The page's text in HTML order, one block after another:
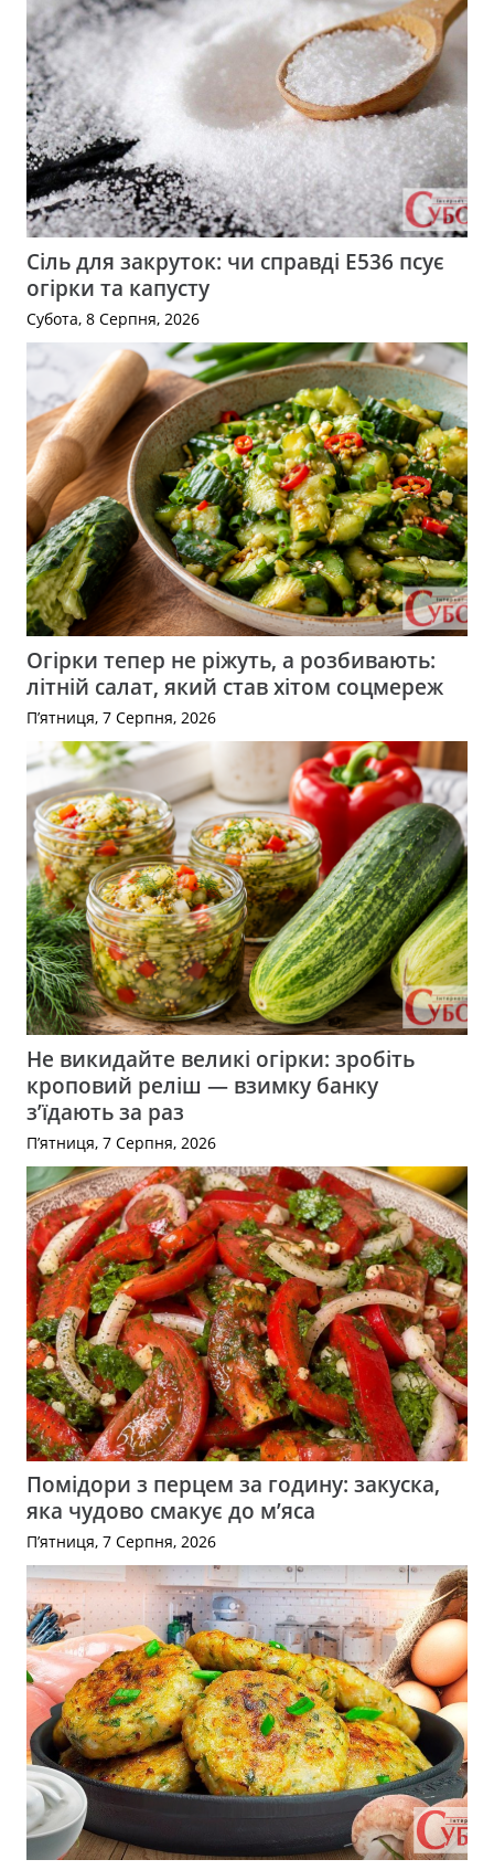
Сіль для закруток: чи справді Е536 псує
огірки та капусту
Субота, 8 Серпня, 2026
Огірки тепер не ріжуть, а розбивають:
літній салат, який став хітом соцмереж
П’ятниця, 7 Серпня, 2026
Не викидайте великі огірки: зробіть
кроповий реліш — взимку банку
з’їдають за раз
П’ятниця, 7 Серпня, 2026
Помідори з перцем за годину: закуска,
яка чудово смакує до м’яса
П’ятниця, 7 Серпня, 2026